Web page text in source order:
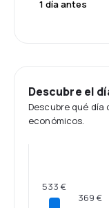
1 día antes
Descubre el
Descubre qué día
económicos.
533 €
369 €